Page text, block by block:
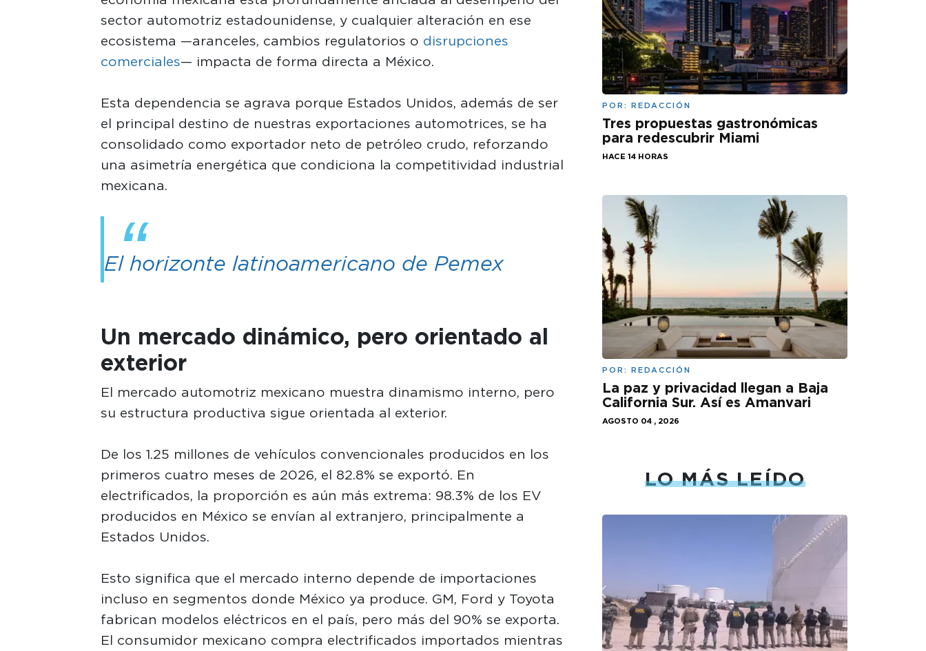
sector automotriz estadounidense, y cualquier alteración en ese
ecosistema —aranceles, cambios regulatorios o disrupciones
comerciales— impacta de forma directa a México.
Esta dependencia se agrava porque Estados Unidos, además de ser
el principal destino de nuestras exportaciones automotrices, se ha
consolidado como exportador neto de petróleo crudo, reforzando
una asimetría energética que condiciona la competitividad industrial
mexicana.
El horizonte latinoamericano de Pemex
Un mercado dinámico, pero orientado al
exterior
El mercado automotriz mexicano muestra dinamismo interno, pero
su estructura productiva sigue orientada al exterior.
De los 1.25 millones de vehículos convencionales producidos en los
primeros cuatro meses de 2026, el 82.8% se exportó. En
electrificados, la proporción es aún más extrema: 98.3% de los EV
producidos en México se envían al extranjero, principalmente a
Estados Unidos.
Esto significa que el mercado interno depende de importaciones
incluso en segmentos donde México ya produce. GM, Ford y Toyota
fabrican modelos eléctricos en el país, pero más del 90% se exporta.
El consumidor mexicano compra electrificados importados mientras
POR: REDACCIÓN
Tres propuestas gastronómicas
para redescubrir Miami
HACE 14 HORAS
POR: REDACCIÓN
La paz y privacidad llegan a Baja
California Sur. Así es Amanvari
AGOSTO 04 , 2026
LO MÁS LEÍDO